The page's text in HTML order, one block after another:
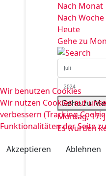
Nach Monat
Nach Woche
Heute
Gehe zu
Gehe zu
Montag, 17.
Es wurden
Wir benutzen Cookies
Wir nutzen Cookies auf
verbessern (Tracking
Funktionalitäten der Seite
Akzeptieren
Ablehnen